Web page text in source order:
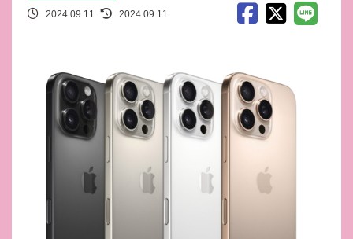
2024.09.11 2024.09.11